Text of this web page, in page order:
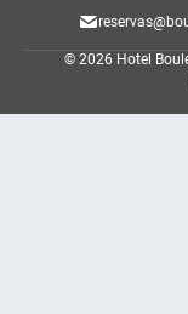
© 2026 Hotel